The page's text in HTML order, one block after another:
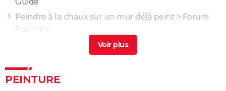
Peindre à la chaux sur un mur déjà peint > Forum
Peinture
Peindre sur glycéro sans poncer
Comment peindre un mur extérieur
PEINTURE